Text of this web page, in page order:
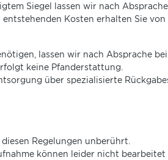
Siegel lassen wir nach
Kosten erhalten Sie von
lassen wir nach Absprache
keine Pfanderstattung.
über spezialisierte
Regelungen unberührt.
können leider nicht bearbeitet